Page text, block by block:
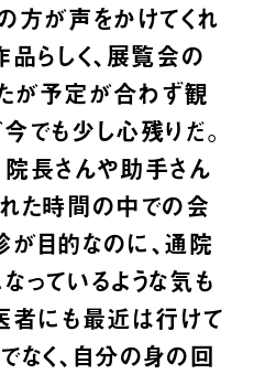
方が声をかけてくれ
品らしく、展覧会の
が予定が合わず観
でも少し心残りだ。
長さんや助手さん
た時間の中での会
目的なのに、通院
っているような気も
者にも最近は行けて
なく、自分の身の回